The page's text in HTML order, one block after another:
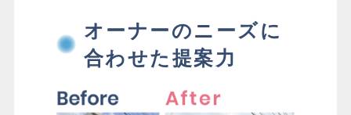
オーナーのニーズに
合わせた提案力